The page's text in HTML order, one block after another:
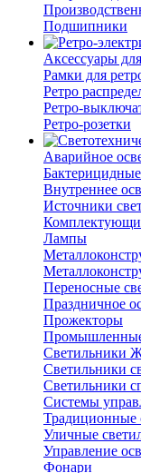
Подшипники
Аксессуары
Рамки для
Ретро
Ретро-
Ретро-розетки
Аварийное
Внутреннее
Источники
Лампы
Переносные
Праздничное
Прожекторы
Светильники
Светильники
Светильники
Системы
Традиционные
Уличные
Управление
Фонари